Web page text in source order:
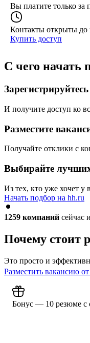
Вы платите только за
Контакты открыты до
Купить доступ
С чего начать
Зарегистрируйтесь
И получите доступ ко
Разместите
Получайте отклики с
Выбирайте
Из тех, кто уже хочет у
Начать подбор на hh.ru
1259 компаний сейчас
Почему стоит
Это просто и
Разместить вакансию от
Бонус — 10 резюме с